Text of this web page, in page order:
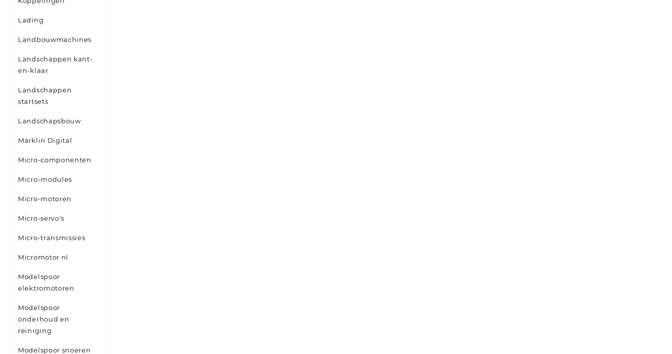
Lading
Landbouwmachines
Landschappen kant-
en-klaar
Landschappen
startsets
Landschapsbouw
Märklin Digital
Micro-componenten
Micro-modules
Micro-motoren
Micro-servo's
Micro-transmissies
Micromotor.nl
Modelspoor
elektromotoren
Modelspoor
onderhoud en
reiniging
Modelspoor snoeren